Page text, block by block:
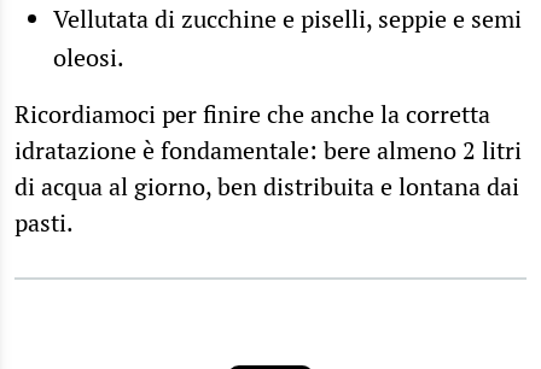
Vellutata di zucchine e piselli, seppie e semi
oleosi.
Ricordiamoci per finire che anche la corretta
idratazione è fondamentale: bere almeno 2 litri
di acqua al giorno, ben distribuita e lontana dai
pasti.